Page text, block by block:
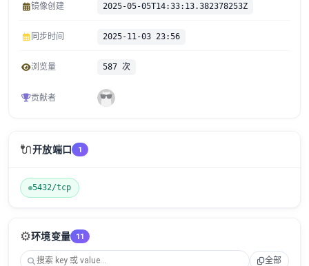
镜像创建 2025-05-05T14:33:13.382378253Z
同步时间 2025-11-03 23:56
浏览量 587 次
贡献者
🔌开放端口 1
5432/tcp
⚙️环境变量 11
全部